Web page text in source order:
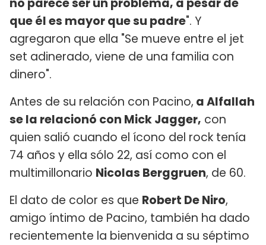
no parece ser un problema, a pesar de
que él es mayor que su padre". Y
agregaron que ella "Se mueve entre el jet
set adinerado, viene de una familia con
dinero".
Antes de su relación con Pacino, a Alfallah
se la relacionó con Mick Jagger, con
quien salió cuando el ícono del rock tenía
74 años y ella sólo 22, así como con el
multimillonario Nicolas Berggruen, de 60.
El dato de color es que Robert De Niro,
amigo íntimo de Pacino, también ha dado
recientemente la bienvenida a su séptimo